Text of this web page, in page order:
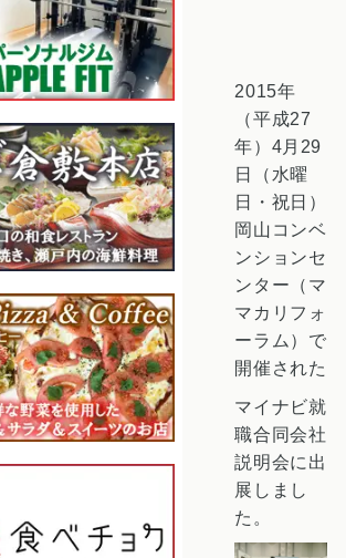
2015年
（平成27
年）4月29
日（水曜
日・祝日）
岡山コンベ
ンションセ
ンター（マ
マカリフォ
ーラム）で
開催された
マイナビ就
職合同会社
説明会に出
展しまし
た。